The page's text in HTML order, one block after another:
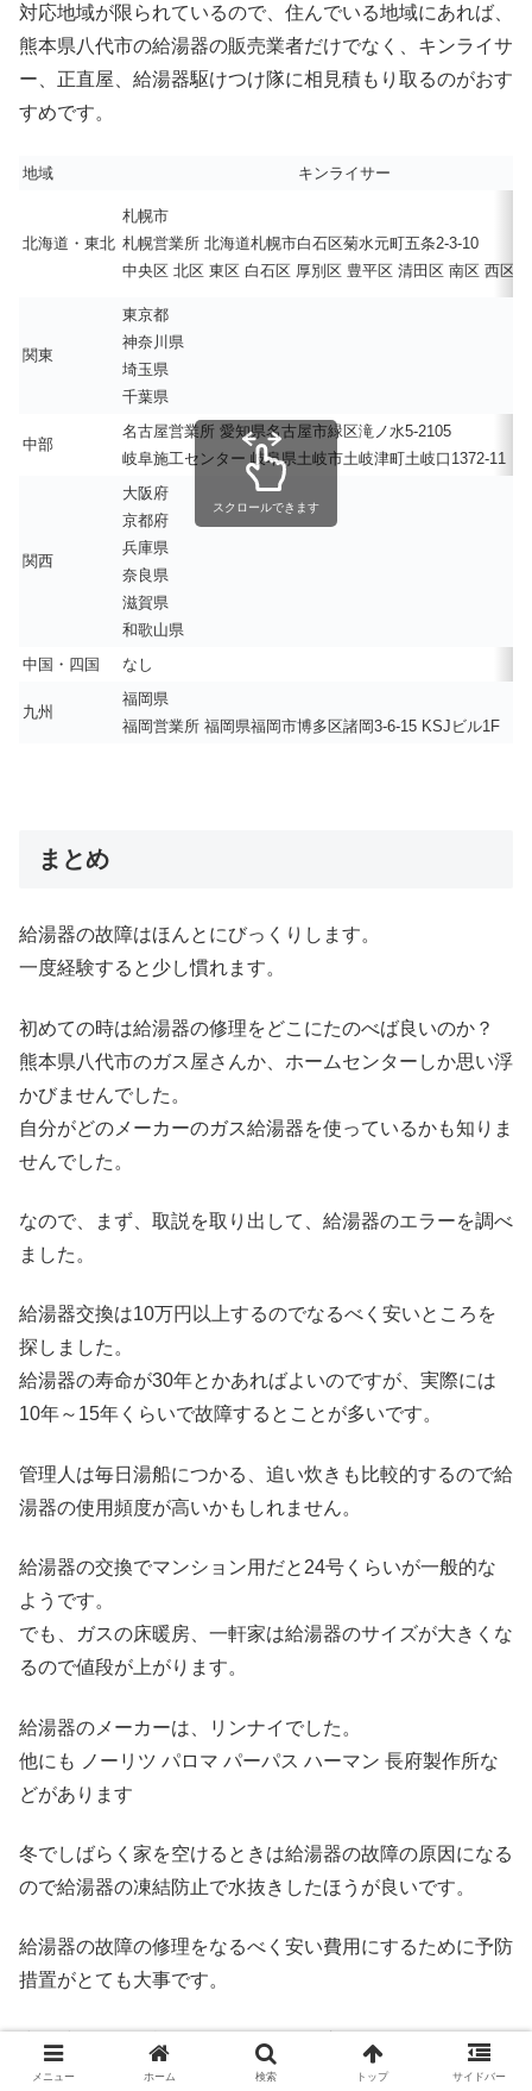
対応地域が限られているので、住んでいる地域にあれば、
熊本県八代市の給湯器の販売業者だけでなく、キンライサ
ー、正直屋、給湯器駆けつけ隊に相見積もり取るのがおす
すめです。
地域 キンライサー
北海道・東北
札幌市
札幌営業所 北海道札幌市白石区菊水元町五条2-3-10
中央区 北区 東区 白石区 厚別区 豊平区 清田区 南区 西区
関東
東京都
神奈川県
埼玉県
千葉県
中部
名古屋営業所 愛知県名古屋市緑区滝ノ水5-2105
岐阜施工センター 岐阜県土岐市土岐津町土岐口1372-11
関西
大阪府
京都府
兵庫県
奈良県
滋賀県
和歌山県
中国・四国
なし
九州
福岡県
福岡営業所 福岡県福岡市博多区諸岡3-6-15 KSJビル1F
スクロールできます
まとめ
給湯器の故障はほんとにびっくりします。
一度経験すると少し慣れます。
初めての時は給湯器の修理をどこにたのべば良いのか？
熊本県八代市のガス屋さんか、ホームセンターしか思い浮
かびませんでした。
自分がどのメーカーのガス給湯器を使っているかも知りま
せんでした。
なので、まず、取説を取り出して、給湯器のエラーを調べ
ました。
給湯器交換は10万円以上するのでなるべく安いところを
探しました。
給湯器の寿命が30年とかあればよいのですが、実際には
10年～15年くらいで故障するとことが多いです。
管理人は毎日湯船につかる、追い炊きも比較的するので給
湯器の使用頻度が高いかもしれません。
給湯器の交換でマンション用だと24号くらいが一般的な
ようです。
でも、ガスの床暖房、一軒家は給湯器のサイズが大きくな
るので値段が上がります。
給湯器のメーカーは、リンナイでした。
他にも ノーリツ パロマ パーパス ハーマン 長府製作所な
どがあります
冬でしばらく家を空けるときは給湯器の故障の原因になる
ので給湯器の凍結防止で水抜きしたほうが良いです。
給湯器の故障の修理をなるべく安い費用にするために予防
措置がとても大事です。
少し時間的に余裕があるなら給湯器交換でホームセンター
で下調べするのもおすすめです。
メニュー ホーム 検索 トップ サイドバー